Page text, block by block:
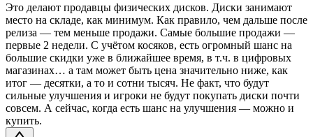
Это делают продавцы физических дисков. Диски занимают
место на складе, как минимум. Как правило, чем дальше после
релиза — тем меньше продажи. Самые большие продажи —
первые 2 недели. С учётом косяков, есть огромный шанс на
большие скидки уже в ближайшее время, в т.ч. в цифровых
магазинах… а там может быть цена значительно ниже, как
итог — десятки, а то и сотни тысяч. Не факт, что будут
сильные улучшения и игроки не будут покупать диски почти
совсем. А сейчас, когда есть шанс на улучшения — можно и
купить.